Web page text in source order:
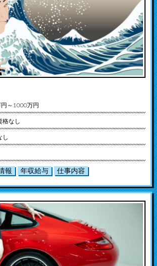
～1000万円
格なし
し
報 年収給与 仕事内容